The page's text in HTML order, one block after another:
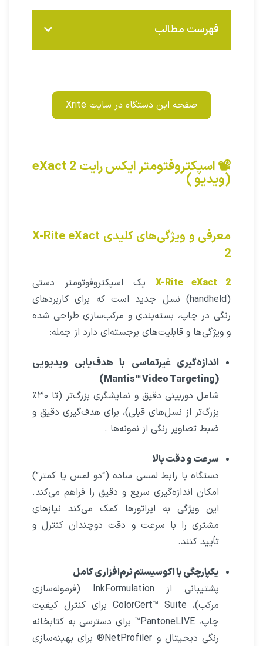
فهرست مطالب
صفحه این دستگاه در سایت Xrite
📽️ اسپکتروفتومتر ایکس رایت eXact 2
(ویدیو )
معرفی و ویژگی‌های کلیدی X-Rite eXact
2
X-Rite eXact 2 یک اسپکتروفوتومتر دستی
(handheld) نسل جدید است که برای کاربردهای
رنگی در چاپ، بسته‌بندی و مرکب‌سازی طراحی شده
و ویژگی‌ها و قابلیت‌های برجسته‌ای دارد از جمله:
اندازه‌گیری غیرتماسی با هدف‌یابی ویدیویی
(Mantis™ Video Targeting)
شامل دوربینی دقیق و نمایشگری بزرگ‌تر (تا ۳۰٪
بزرگ‌تر از نسل‌های قبلی)، برای هدف‌گیری دقیق و
ضبط تصاویر رنگی از نمونه‌ها .
سرعت و دقت بالا
دستگاه با رابط لمسی ساده (“دو لمس یا کمتر”)
امکان اندازه‌گیری سریع و دقیق را فراهم می‌کند.
این ویژگی به اپراتورها کمک می‌کند نیازهای
مشتری را با سرعت و دقت دوچندان کنترل و
تأیید کنند.
یکپارچگی با اکوسیستم نرم‌افزاری کامل
پشتیبانی از InkFormulation (فرموله‌سازی
مرکب)، ColorCert™ Suite برای کنترل کیفیت
چاپ، PantoneLIVE™ برای دسترسی به کتابخانه
رنگی دیجیتال و NetProfiler® برای بهینه‌سازی